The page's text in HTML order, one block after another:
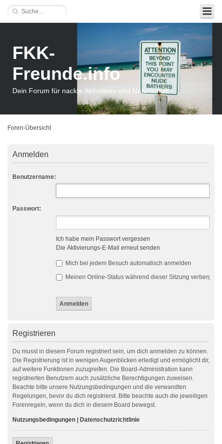
FKK-
Freunde.info
Dein Forum für nackte Aktivitäten und Naturismus
Foren-Übersicht
Anmelden
Benutzername:
Passwort:
Ich habe mein Passwort vergessen
Die Aktivierungs-E-Mail erneut senden
Mich bei jedem Besuch automatisch anmelden
Meinen Online-Status während dieser Sitzung verbergen
Registrieren
Du musst in diesem Forum registriert sein, um dich anmelden zu können.
Die Registrierung ist in wenigen Augenblicken erledigt und ermöglicht dir,
auf weitere Funktionen zuzugreifen. Die Board-Administration kann
registrierten Benutzern auch zusätzliche Berechtigungen zuweisen.
Beachte bitte unsere Nutzungsbedingungen und die verwandten
Regelungen, bevor du dich registrierst. Bitte beachte auch die jeweiligen
Forenregeln, wenn du dich in diesem Board bewegst.
Nutzungsbedingungen Datenschutzrichtlinie